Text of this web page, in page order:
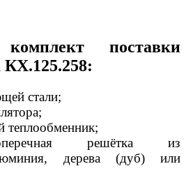
поставки
КХ.125.258:
стали;
теплообменник;
решётка из
дерева (дуб) или